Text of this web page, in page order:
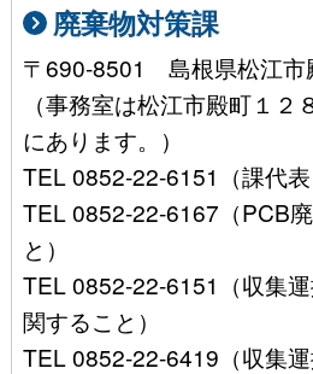
廃棄物対策課
〒690-8501 島根県松江市
（事務室は松江市殿町１
にあります。）
TEL 0852-22-6151（課代表
TEL 0852-22-6167（PCB
と）
TEL 0852-22-6151（収集
関すること）
TEL 0852-22-6419（収集